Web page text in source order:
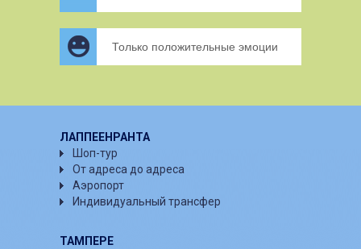
Только положительные эмоции
ЛАППЕЕНРАНТА
Шоп-тур
От адреса до адреса
Аэропорт
Индивидуальный трансфер
ТАМПЕРЕ